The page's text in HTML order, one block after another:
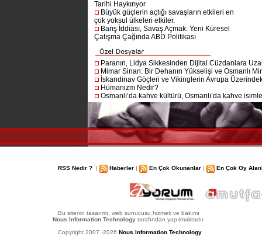
Tarihi Haykırıyor
Büyük güçlerin açtığı savaşların etkileri en
çok yoksul ülkeleri etkiler.
Barış İddiası, Savaş Açmak: Yeni Küresel
Çatışma Çağında ABD Politikası
Paranın, Lidya Sikkesinden Dijital Cüzdanlara
Mimar Sinan: Bir Dehanın Yükselişi ve Osmanlı
İskandinav Göçleri ve Vikinglerin Avrupa
Hümanizm Nedir?
Osmanlı’da kahve kültürü, Osmanlı’da kahve
RSS Nedir ? | Haberler | En Çok Okunanlar | En Çok Oy
Bu sitenin tasarımı, web sunucusu hizmeti ve bakımı
Nous Information Technology tarafından yapılmaktadır.
Copyright 2007 -2026 Nous Information Technology